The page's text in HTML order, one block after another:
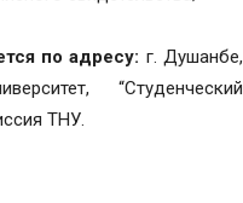
по адресу: г. Душанбе,
“Студенческий
ТНУ.